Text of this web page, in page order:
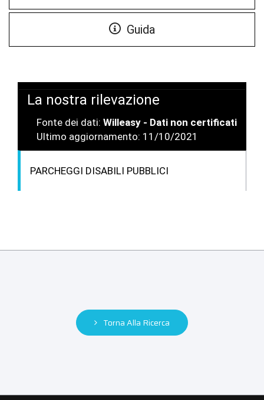
Guida
La nostra rilevazione
Fonte dei dati: Willeasy - Dati non certificati
Ultimo aggiornamento: 11/10/2021
PARCHEGGI DISABILI PUBBLICI
Torna Alla Ricerca